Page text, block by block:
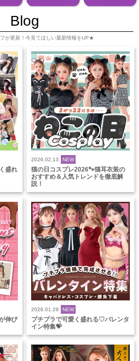
Blog
が更新！今見てほしい最新情報をUP★
盛れ
2026.02.13 NEW
猫の日コスプレ2026🐾猫耳衣装の
おすすめ＆人気トレンドを徹底解
説！
伸び
2026.01.29 NEW
プチプラで可愛く盛れる♡バレンタ
イン特集💝